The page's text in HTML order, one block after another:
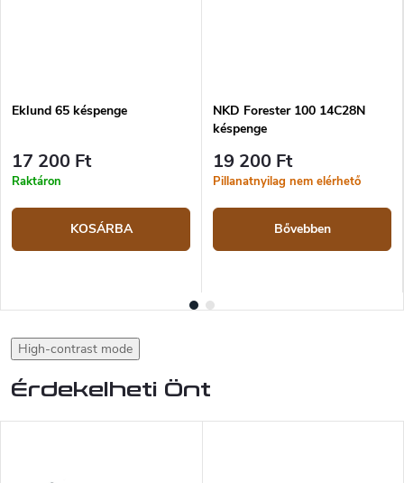
Eklund 65 késpenge
17 200 Ft
Raktáron
KOSÁRBA
NKD Forester 100 14C28N
késpenge
19 200 Ft
Pillanatnyilag nem elérhető
Bővebben
High-contrast mode
Érdekelheti Önt